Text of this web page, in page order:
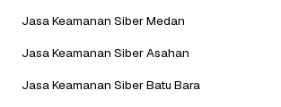
Jasa Keamanan Siber Medan
Jasa Keamanan Siber Asahan
Jasa Keamanan Siber Batu Bara